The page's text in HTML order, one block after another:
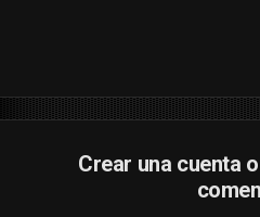
Crear una cuenta